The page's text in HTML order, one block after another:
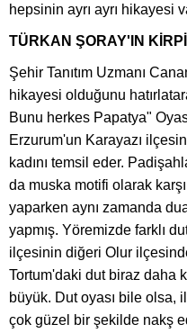
hepsinin ayrı ayrı hikayesi
TÜRKAN ŞORAY'IN
Şehir Tanıtım Uzmanı
hikayesi olduğunu
Bunu herkes Papatya"
Erzurum'un Karayazı
kadını temsil eder.
da muska motifi olarak
yaparken aynı zamanda
yapmış. Yöremizde farklı
ilçesinin diğeri Olur
Tortum'daki dut biraz daha
büyük. Dut oyası bile olsa,
çok güzel bir şekilde nakş